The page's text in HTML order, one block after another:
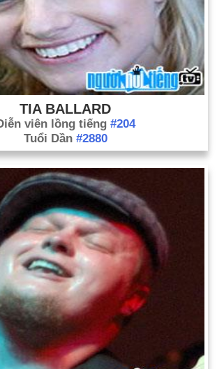
TIA BALLARD
viên lồng tiếng #204
Tuổi Dần #2880